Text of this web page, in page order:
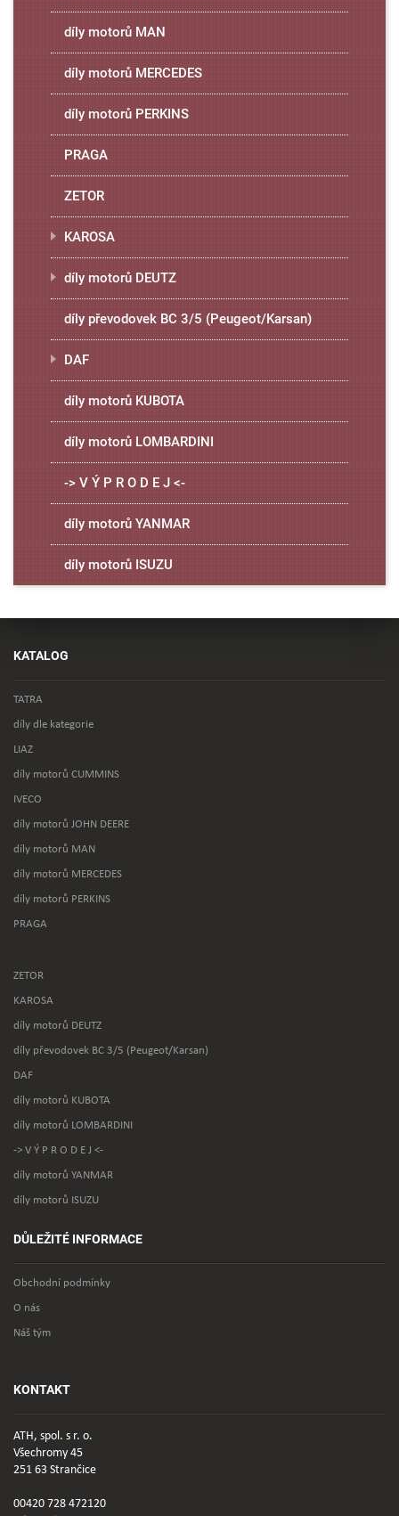
díly motorů MAN
díly motorů MERCEDES
díly motorů PERKINS
PRAGA
ZETOR
KAROSA
díly motorů DEUTZ
díly převodovek BC 3/5 (Peugeot/Karsan)
DAF
díly motorů KUBOTA
díly motorů LOMBARDINI
-> V Ý P R O D E J <-
díly motorů YANMAR
díly motorů ISUZU
KATALOG
TATRA
díly dle kategorie
LIAZ
díly motorů CUMMINS
IVECO
díly motorů JOHN DEERE
díly motorů MAN
díly motorů MERCEDES
díly motorů PERKINS
PRAGA
ZETOR
KAROSA
díly motorů DEUTZ
díly převodovek BC 3/5 (Peugeot/Karsan)
DAF
díly motorů KUBOTA
díly motorů LOMBARDINI
-> V Ý P R O D E J <-
díly motorů YANMAR
díly motorů ISUZU
DŮLEŽITÉ INFORMACE
Obchodní podmínky
O nás
Náš tým
KONTAKT
ATH, spol. s r. o.
Všechromy 45
251 63 Strančice
00420 728 472120